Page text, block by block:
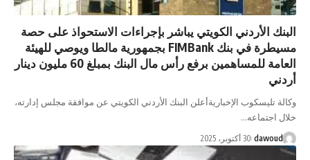
الكويتي يباشر بإجراءات الاستحواذ على حصة
مسيطرة في بنك FIMBank بجمهورية مالطا ويوصي للهيئة
العامة للمساهمين برفع رأس مال البنك بمبلغ 60 مليون دينار
الإخباريةأعلن البنك الأردني الكويتي عن موافقة مجلس إدارته،
30 أكتوبر، 2025